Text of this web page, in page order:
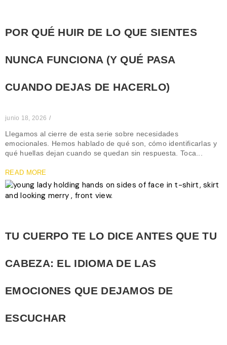
POR QUÉ HUIR DE LO QUE SIENTES
NUNCA FUNCIONA (Y QUÉ PASA
CUANDO DEJAS DE HACERLO)
junio 18, 2026 /
Llegamos al cierre de esta serie sobre necesidades
emocionales. Hemos hablado de qué son, cómo identificarlas y
qué huellas dejan cuando se quedan sin respuesta. Toca...
READ MORE
TU CUERPO TE LO DICE ANTES QUE TU
CABEZA: EL IDIOMA DE LAS
EMOCIONES QUE DEJAMOS DE
ESCUCHAR